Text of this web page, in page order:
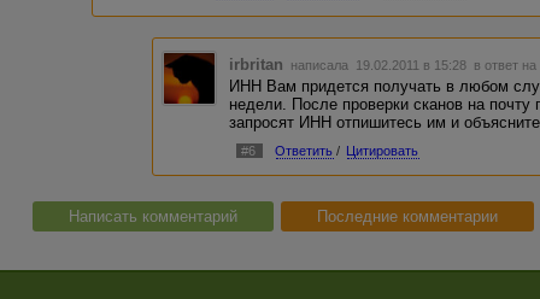
irbritan написала 19.02.2011 в 15:28 в ответ на
ИНН Вам придется получать в любом
недели. После проверки сканов на
запросят ИНН отпишитесь им и
#6 Ответить / Цитировать
Написать комментарий Последние комментарии